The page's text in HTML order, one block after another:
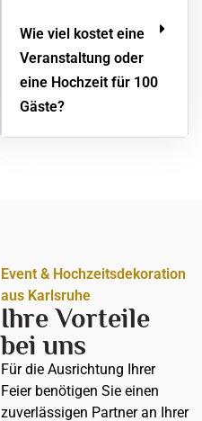
Wie viel kostet eine
Veranstaltung oder
eine Hochzeit für 100
Gäste?
Event & Hochzeitsdekoration
aus Karlsruhe
Ihre Vorteile
bei uns
Für die Ausrichtung Ihrer
Feier benötigen Sie einen
zuverlässigen Partner an Ihrer